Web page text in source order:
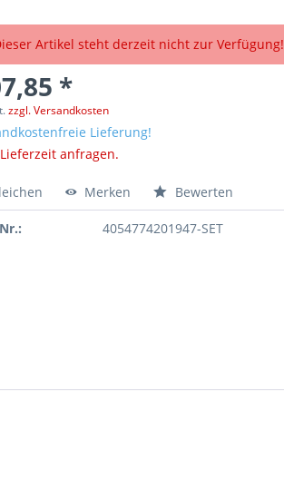
Artikel steht derzeit nicht zur Verfügung!
*
zzgl. Versandkosten
Lieferung!
anfragen.
Merken Bewerten
4054774201947-SET